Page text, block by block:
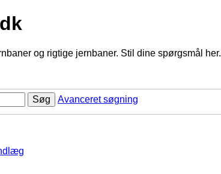
og rigtige jernbaner. Stil dine spørgsmål her.
Søg Avanceret søgning